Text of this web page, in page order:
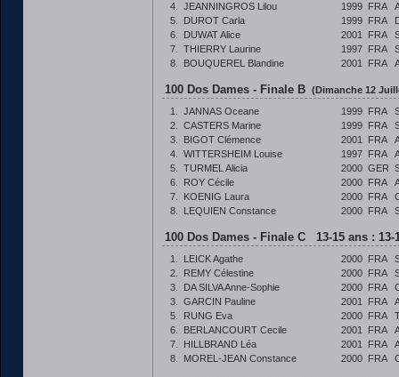
4.
JEANNINGROS Lilou 1999 FRA
5.
DUROT Carla 1999 FRA
6.
DUWAT Alice 2001 FRA
7.
THIERRY Laurine 1997 FRA
8.
BOUQUEREL Blandine 2001 FRA
100 Dos Dames - Finale B (Dimanche 12
1.
JANNAS Oceane 1999 FRA
2.
CASTERS Marine 1999 FRA
3.
BIGOT Clémence 2001 FRA
4.
WITTERSHEIM Louise 1997 FRA
5.
TURMEL Alicia 2000 GER
6.
ROY Cécile 2000 FRA
7.
KOENIG Laura 2000 FRA
8.
LEQUIEN Constance 2000 FRA
100 Dos Dames - Finale C 13-15 ans :
1. LEICK Agathe 2000 FRA
2.
REMY Célestine 2000 FRA
3.
DA SILVA Anne-Sophie 2000 FRA
3.
GARCIN Pauline 2001 FRA
5.
RUNG Eva 2000 FRA
6.
BERLANCOURT Cecile 2001 FRA
7.
HILLBRAND Léa 2001 FRA
8.
MOREL-JEAN Constance 2000 FRA